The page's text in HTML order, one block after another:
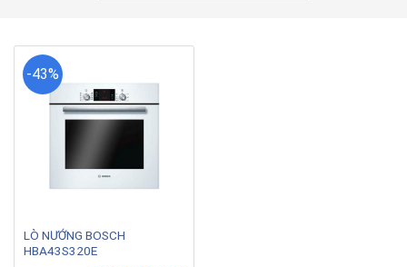
-43%
LÒ NƯỚNG BOSCH
HBA43S320E